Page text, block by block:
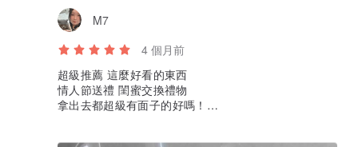
M7
4 個月前
超級推薦 這麼好看的東西
情人節送禮 閨蜜交換禮物
拿出去都超級有面子的好嗎！